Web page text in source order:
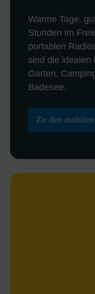
Warme Tage,
Stunden im
portablen
sind die idealen
Garten,
Badesee.
Zu den